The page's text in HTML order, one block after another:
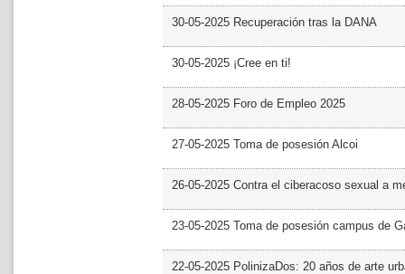
30-05-2025 Recuperación tras la DANA
30-05-2025 ¡Cree en ti!
28-05-2025 Foro de Empleo 2025
27-05-2025 Toma de posesión Alcoi
26-05-2025 Contra el ciberacoso sexual a
23-05-2025 Toma de posesión campus de
22-05-2025 PolinizaDos: 20 años de arte